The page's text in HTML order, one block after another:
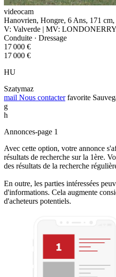
videocam
Hanovrien, Hongre, 6 Ans, 171
V: Valverde | MV: LONDONERRY
Conduite · Dressage
17 000 €
17 000 €
HU
Szatymaz
mail Nous contacter favorite
g
h
Annonces-page 1
Avec cette option, votre annonce
résultats de recherche sur la 1ère.
des résultats de la recherche
En outre, les parties intéressées
d'informations. Cela augmente
d'acheteurs potentiels.